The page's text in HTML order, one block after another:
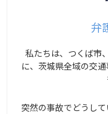
弁
私たちは、つくば市
に、茨城県全域の交
突然の事故でどうし